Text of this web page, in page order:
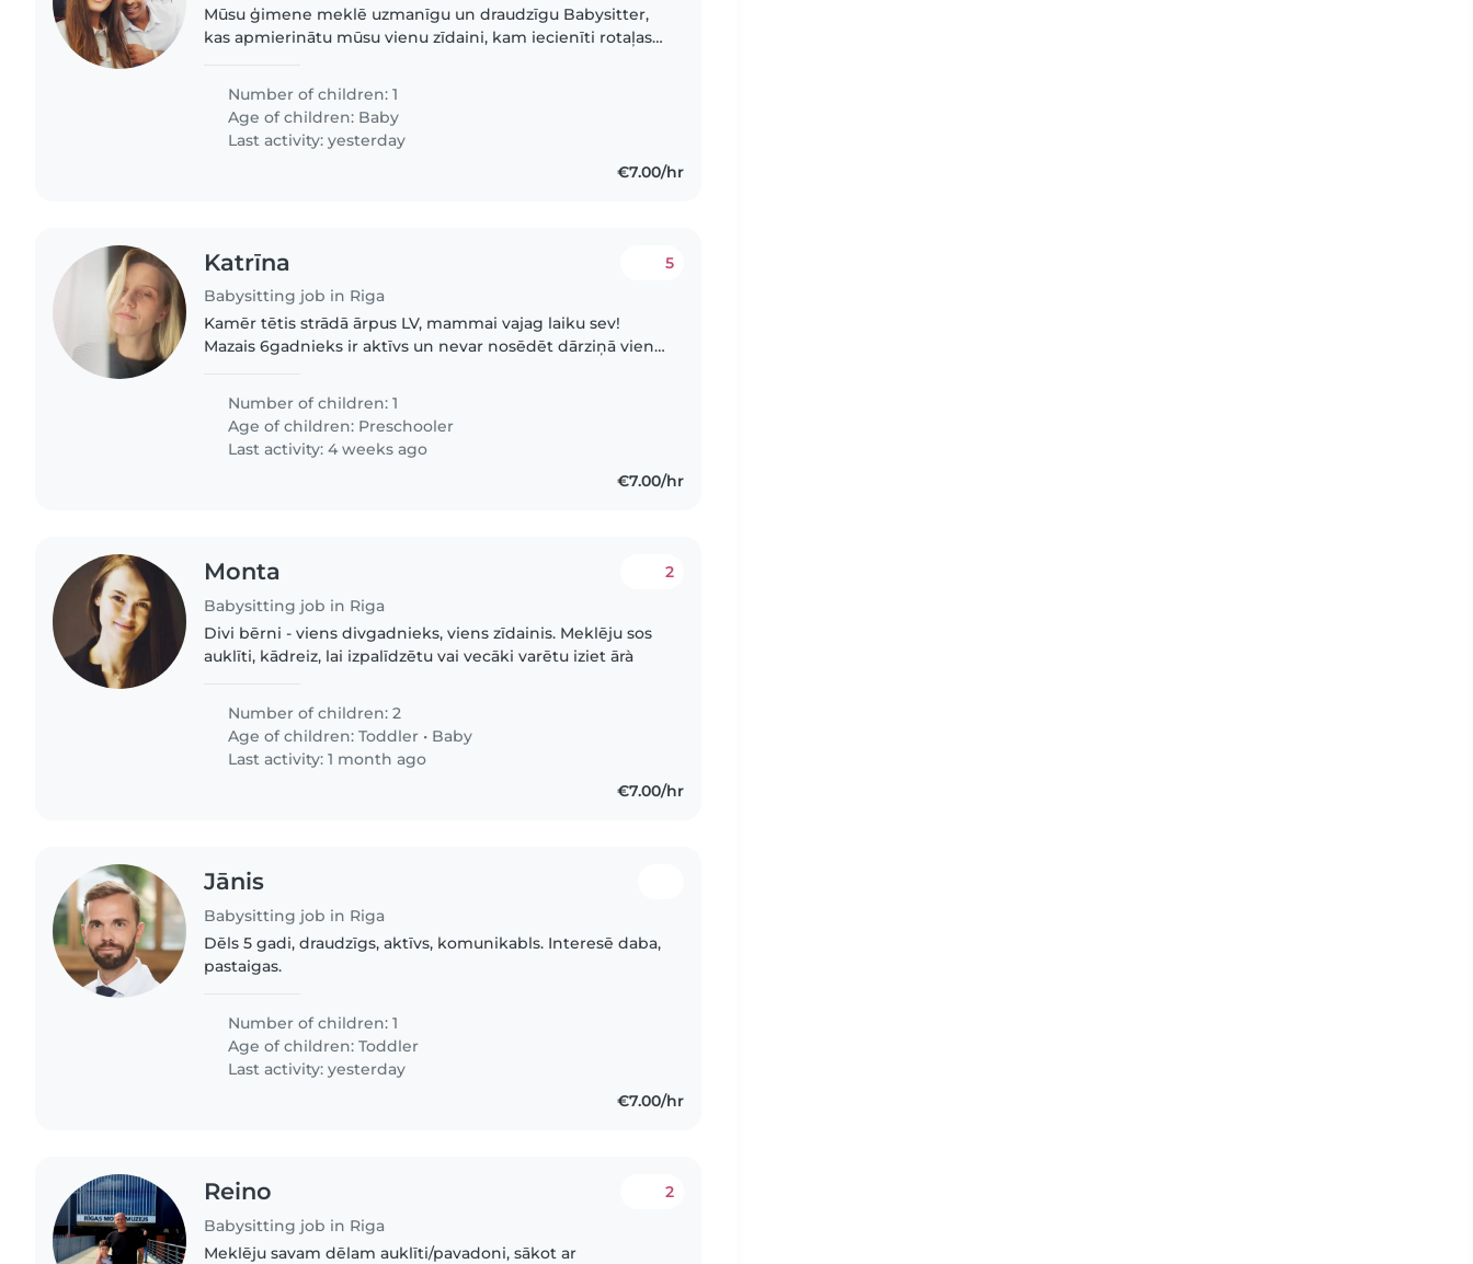
Mūsu ģimene meklē uzmanīgu un draudzīgu Babysitter,
kas apmierinātu mūsu vienu zīdaini, kam iecienīti rotaļas
Number of children: 1
Age of children: Baby
Last activity: yesterday
€7.00/hr
Katrīna
Babysitting job in Riga
5
Kamēr tētis strādā ārpus LV, mammai vajag laiku sev!
Mazais 6gadnieks ir aktīvs un nevar nosēdēt dārziņā viens
domām. Meklējam kādu..
Number of children: 1
Age of children: Preschooler
Last activity: 4 weeks ago
€7.00/hr
Monta
Babysitting job in Riga
2
Divi bērni - viens divgadnieks, viens zīdainis. Meklēju sos
auklīti, kādreiz, lai izpalīdzētu vai vecāki varētu iziet ārà
Number of children: 2
Age of children:Toddler • Baby
Last activity: 1 month ago
€7.00/hr
Jānis
Babysitting job in Riga
Dēls 5 gadi, draudzīgs, aktīvs, komunikabls. Interesē daba,
pastaigas.
Number of children: 1
Age of children:Toddler
Last activity: yesterday
€7.00/hr
Reino
Babysitting job in Riga
2
Meklēju savam dēlam auklīti/pavadoni, sākot ar